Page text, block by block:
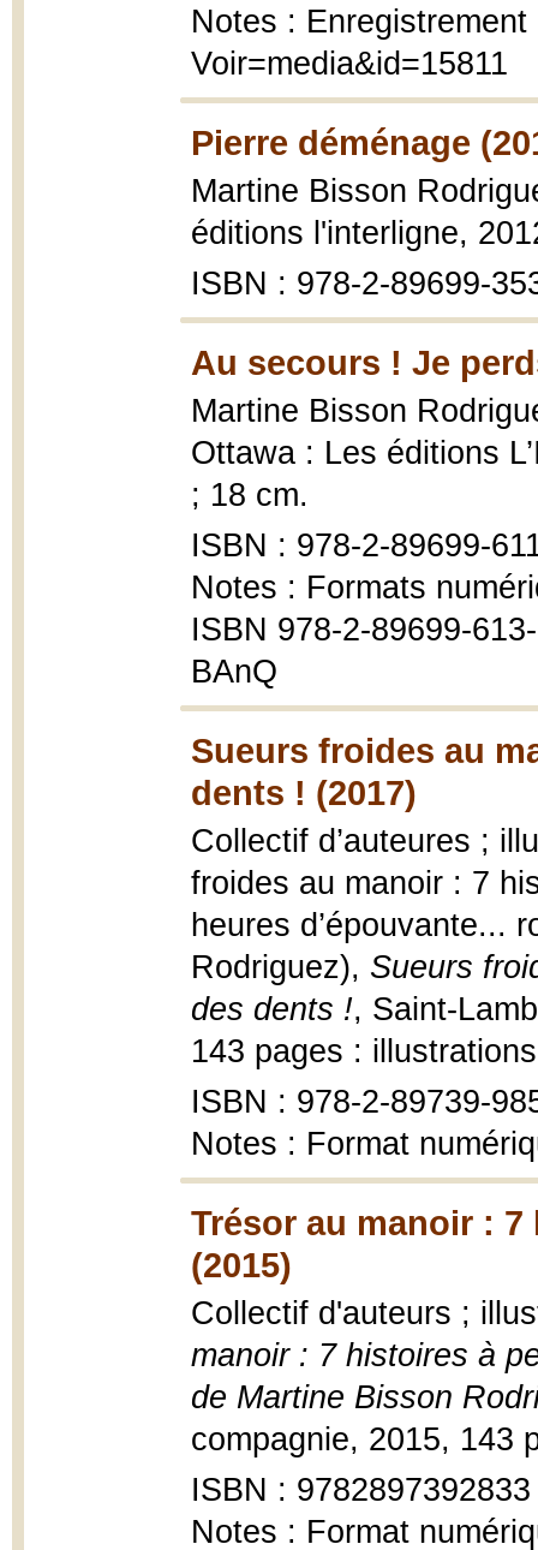
Notes :
Voir=media&id=15811
Pierre déménage
Martine Bisson
éditions l'interligne,
ISBN : 978-2-89699-
Au secours ! Je
Martine Bisson
Ottawa : Les éditions
; 18 cm.
ISBN : 978-2-89699-
Notes : Formats
ISBN 978-2-89699-
BAnQ
Sueurs froides au
dents ! (2017)
Collectif d’auteures ;
froides au manoir : 7
heures d’épouvante...
Rodriguez), Sueurs
des dents !, Saint-
143 pages :
ISBN : 978-2-89739-
Notes : Format
Trésor au manoir :
(2015)
Collectif d'auteurs ;
manoir : 7 histoires à
de Martine Bisson
compagnie, 2015, 143
ISBN : 9782897392833
Notes : Format